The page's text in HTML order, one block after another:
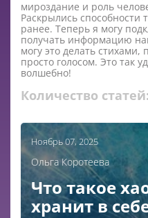
мироздание и роль
Раскрылись способности
ранее. Теперь я могу
получать информацию
могу это делать
просто голосом. Это так
волшебно!
Количество статей:
Ноябрь 07, 2025
Ольга Коротеева
Что такое
хранит в